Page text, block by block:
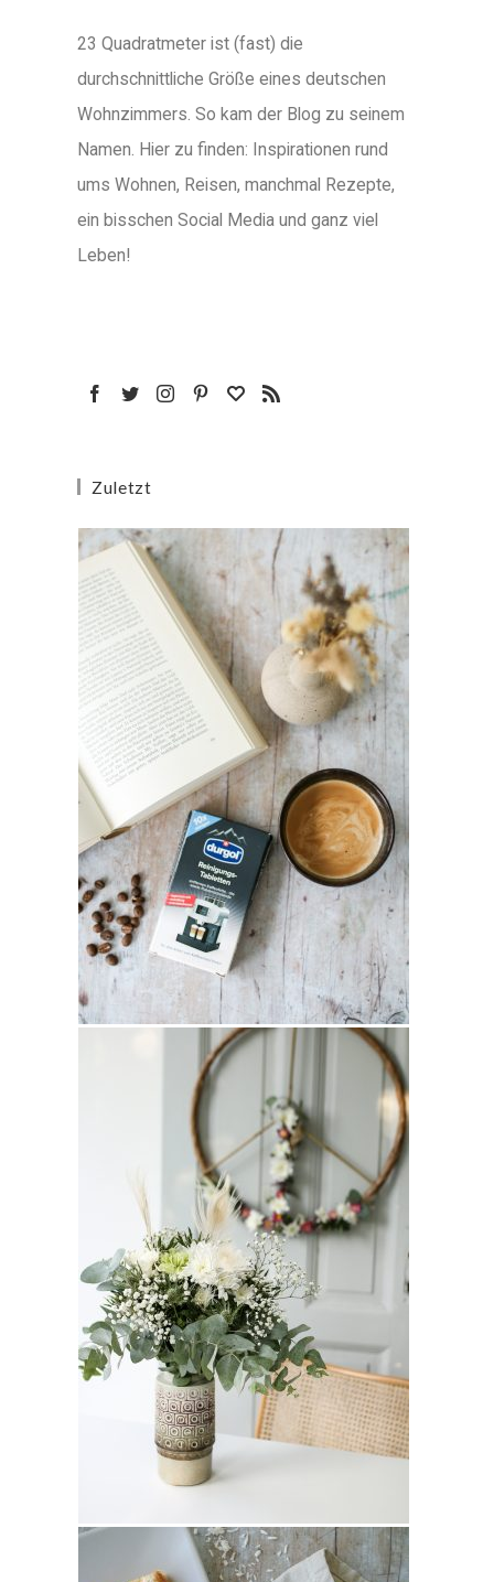
23 Quadratmeter ist (fast) die
durchschnittliche Größe eines deutschen
Wohnzimmers. So kam der Blog zu seinem
Namen. Hier zu finden: Inspirationen rund
ums Wohnen, Reisen, manchmal Rezepte,
ein bisschen Social Media und ganz viel
Leben!
Zuletzt